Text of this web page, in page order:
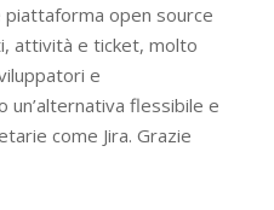
open source
attività e ticket, molto
e
un’alternativa flessibile e
come Jira. Grazie